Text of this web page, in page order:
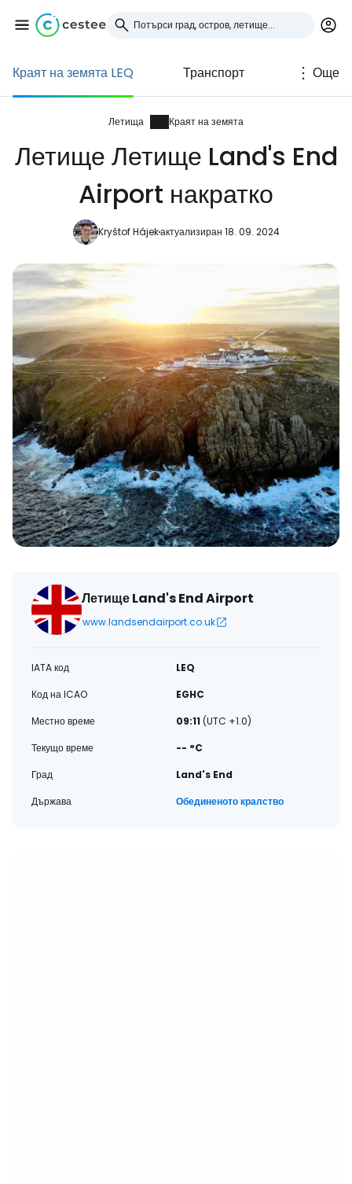
Краят на земята LEQ Транспорт Още
Летища Краят на земята
Летище Летище Land's End
Airport накратко
Kryštof Hájekактуализиран 18. 09. 2024
Летище Land's End Airport
www.landsendairport.co.uk
IATA код
LEQ
Код на ICAO
EGHC
Местно време
09:11 (UTC +1.0)
Текущо време
-- °C
Град
Land's End
Държава
Обединеното кралство
Влезте в Cestee
... световната общност на туристите
Продължете с Google
Продължете с Facebook
Продължете с имейл